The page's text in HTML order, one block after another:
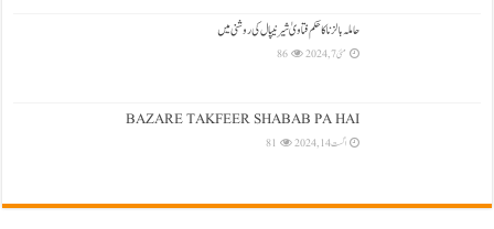
حاملہ بالزنا کا حکم فتاویٰ شیرنیپال کی روشنی میں
مئی 7, 2024 86
BAZARE TAKFEER SHABAB PA HAI
اگست 14, 2024 81